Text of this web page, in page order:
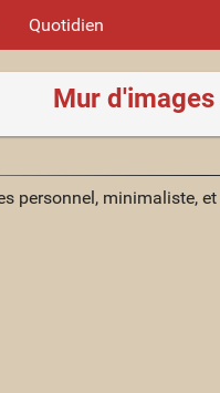
Quotidien
Mur
personnel, minimaliste,